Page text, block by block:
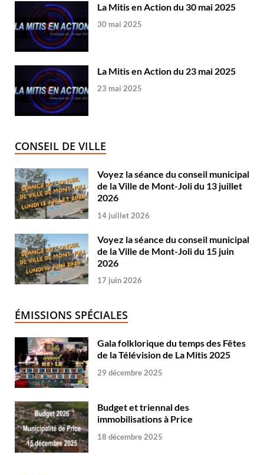
La Mitis en Action du 30 mai 2025
30 mai 2025
La Mitis en Action du 23 mai 2025
23 mai 2025
CONSEIL DE VILLE
Voyez la séance du conseil municipal
de la Ville de Mont-Joli du 13 juillet
2026
14 juillet 2026
Voyez la séance du conseil municipal
de la Ville de Mont-Joli du 15 juin
2026
17 juin 2026
ÉMISSIONS SPÉCIALES
Gala folklorique du temps des Fêtes
de la Télévision de La Mitis 2025
29 décembre 2025
Budget et triennal des
immobilisations à Price
18 décembre 2025